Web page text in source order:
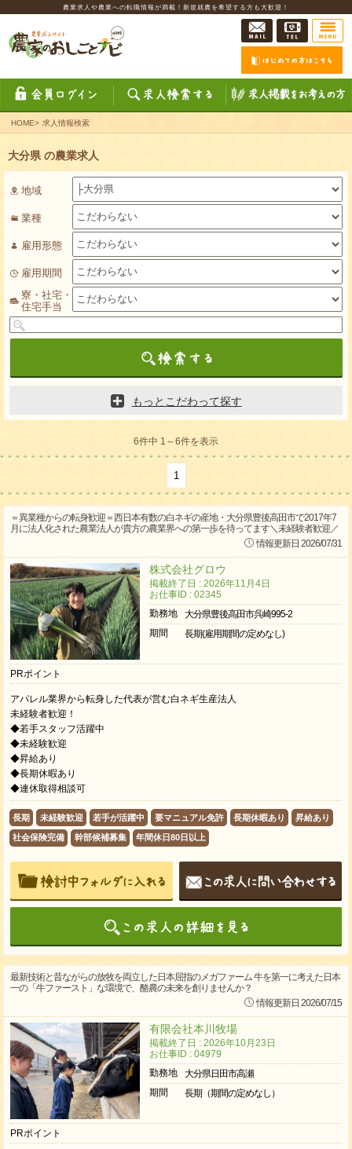
農業求人や農業への転職情報が満載！新規就農を希望する方も大歓迎！
HOME> 求人情報検索
大分県 の農業求人
地域
業種
雇用形態
雇用期間
寮・社宅・
住宅手当
もっとこだわって探す
6件中 1～6件を表示
1
＝異業種からの転身歓迎＝西日本有数の白ネギの産地・大分県豊後高田市で2017年7
月に法人化された農業法人が貴方の農業界への第一歩を待ってます＼未経験者歓迎／
情報更新日 2026/07/31
株式会社グロウ
掲載終了日 : 2026年11月4日
お仕事ID : 02345
勤務地
大分県豊後高田市呉崎995-2
期間
長期(雇用期間の定めなし)
PRポイント
アパレル業界から転身した代表が営む白ネギ生産法人
未経験者歓迎！
◆若手スタッフ活躍中
◆未経験歓迎
◆昇給あり
◆長期休暇あり
◆連休取得相談可
長期 未経験歓迎 若手が活躍中 要マニュアル免許 長期休暇あり 昇給あり
社会保険完備 幹部候補募集 年間休日80日以上
最新技術と昔ながらの放牧を両立した日本屈指のメガファーム 牛を第一に考えた日本
一の「牛ファースト」な環境で、酪農の未来を創りませんか？
情報更新日 2026/07/15
有限会社本川牧場
掲載終了日 : 2026年10月23日
お仕事ID : 04979
勤務地
大分県日田市高瀬
期間
長期（期間の定めなし）
PRポイント